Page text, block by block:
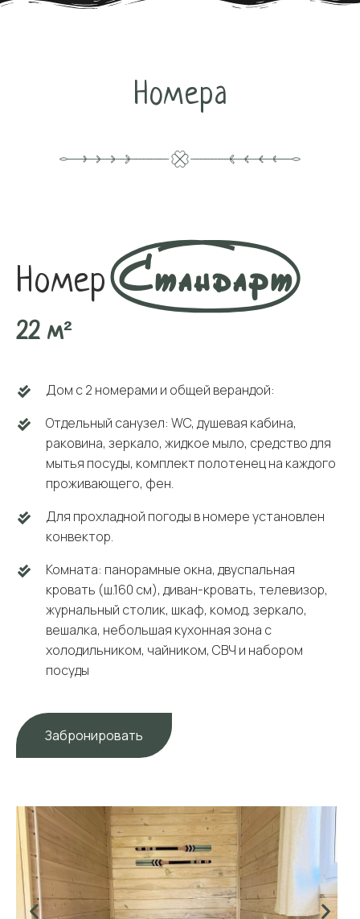
Номера
НомерСтандарт
22 м²
Дом с 2 номерами и общей верандой:
Отдельный санузел: WC, душевая кабина,
раковина, зеркало, жидкое мыло, средство для
мытья посуды, комплект полотенец на каждого
проживающего, фен.
Для прохладной погоды в номере установлен
конвектор.
Комната: панорамные окна, двуспальная
кровать (ш.160 см), диван-кровать, телевизор,
журнальный столик, шкаф, комод, зеркало,
вешалка, небольшая кухонная зона с
холодильником, чайником, СВЧ и набором
посуды
Забронировать